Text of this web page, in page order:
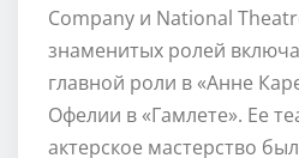
Company и National
знаменитых ролей
главной роли в «Анне
Офелии в «Гамлете». Ее
актерское мастерство